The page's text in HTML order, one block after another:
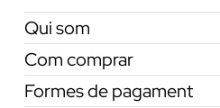
Qui som
Com comprar
Formes de pagament